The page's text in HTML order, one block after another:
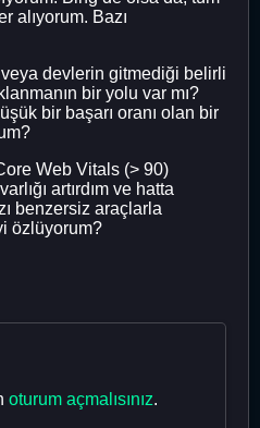
alıyorum. Bazı
veya devlerin gitmediği belirli
bir yolu var mı?
bir başarı oranı olan bir
Web Vitals (> 90)
artırdım ve hatta
benzersiz araçlarla
özlüyorum?
oturum açmalısınız.